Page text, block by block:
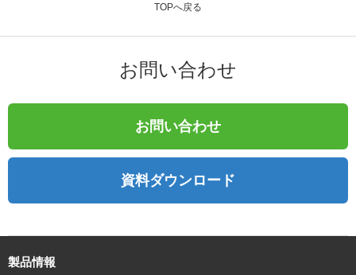
TOPへ戻る
お問い合わせ
お問い合わせ
資料ダウンロード
製品情報